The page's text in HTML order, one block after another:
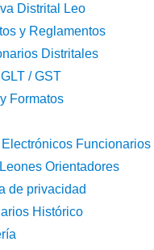
Distrital Leo
y Reglamentos
Distritales
/ GST
Formatos
Electrónicos Funcionarios
Orientadores
de privacidad
Histórico